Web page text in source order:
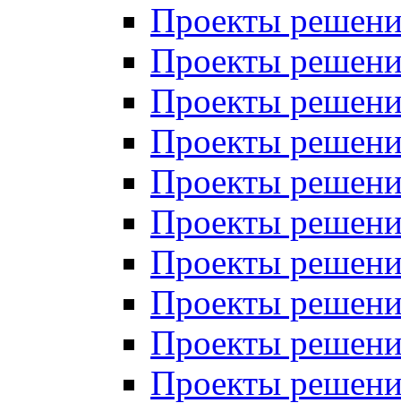
Проекты
Проекты
Проекты
Проекты
Проекты
Проекты
Проекты
Проекты
Проекты
Проекты